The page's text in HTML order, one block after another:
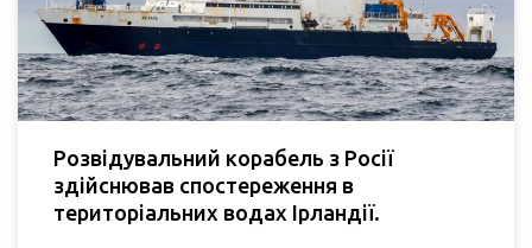
Розвідувальний корабель з Росії
здійснював спостереження в
територіальних водах Ірландії.